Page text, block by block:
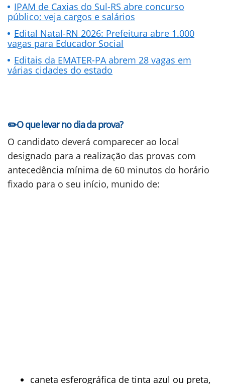
IPAM de Caxias do Sul-RS abre concurso
público; veja cargos e salários
Edital Natal-RN 2026: Prefeitura abre 1.000
vagas para Educador Social
Editais da EMATER-PA abrem 28 vagas em
várias cidades do estado
✏️O que levar no dia da prova?
O candidato deverá comparecer ao local
designado para a realização das provas com
antecedência mínima de 60 minutos do horário
fixado para o seu início, munido de:
caneta esferográfica de tinta azul ou preta,